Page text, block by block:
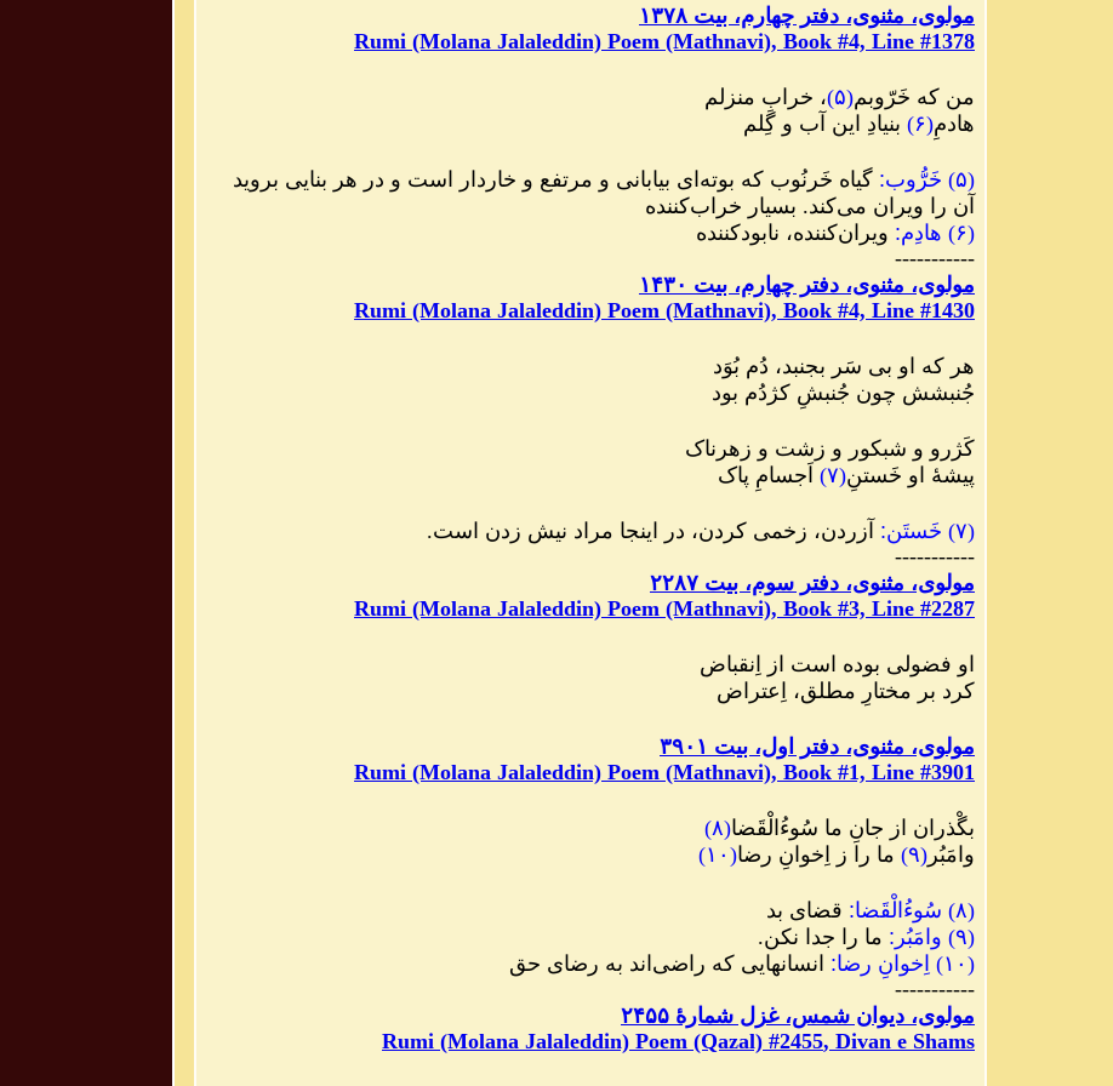
مولوی، مثنوی، دفتر چهارم، بیت ۱۳۷۸
Rumi (Molana Jalaleddin) Poem (Mathnavi), Book #4, Line #1378
من که خَرّوبم(۵)، خرابِ منزلم
هادمِ(۶) بنیادِ این آب و گِلم
(۵) خَرُّوب: گیاه خَرنُوب که بوته‌ای بیابانی و مرتفع و خاردار است و در هر بنایی بروید
آن را ویران می‌کند. بسیار خراب‌کننده
(۶) هادِم: ویران‌کننده، نابودکننده
-----------
مولوی، مثنوی، دفتر چهارم، بیت ۱۴۳۰
Rumi (Molana Jalaleddin) Poem (Mathnavi), Book #4, Line #1430
هر که او بی سَر بجنبد، دُم بُوَد
جُنبشش چون جُنبشِ کژدُم بود
کَژرو و شبکور و زشت و زهرناک
پیشۀ او خَستنِ(۷) اَجسامِ پاک
(۷) خَستَن: آزردن، زخمی کردن، در اینجا مراد نیش زدن است.
-----------
مولوی، مثنوی، دفتر سوم، بیت ۲۲۸۷
Rumi (Molana Jalaleddin) Poem (Mathnavi), Book #3, Line #2287
او فضولی بوده است از اِنقباض
کرد بر مختارِ مطلق، اِعتراض
مولوی، مثنوی، دفتر اول، بیت ۳۹۰۱
Rumi (Molana Jalaleddin) Poem (Mathnavi), Book #1, Line #3901
بگْذران از جانِ ما سُوءُالْقَضا(۸)
وامَبُر (۹) ما را ز اِخوانِ رضا( ۱۰)
(۸) سُوءُالْقَضا: قضای بد
(۹) وامَبُر : ما را جدا نکن.
( ۱۰) اِخوانِ رضا: انسانهایی که راضی‌اند به رضای حق
-----------
مولوی، دیوان شمس، غزل شمارهٔ ٢۴۵۵
Rumi (Molana Jalaleddin) Poem (Qazal) #2455, Divan e Shams